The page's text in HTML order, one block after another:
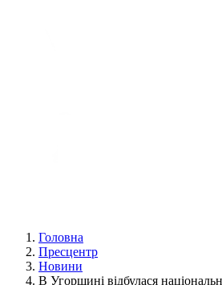
Головна
Пресцентр
Новини
В Угорщині відбулася